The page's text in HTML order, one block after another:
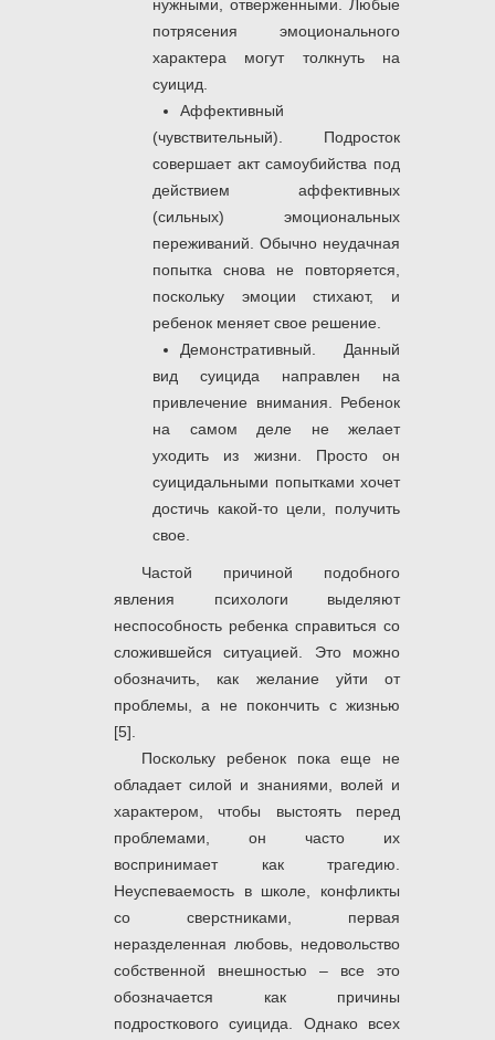
нужными, отверженными. Любые
потрясения эмоционального
характера могут толкнуть на
суицид.
Аффективный
(чувствительный). Подросток
совершает акт самоубийства под
действием аффективных
(сильных) эмоциональных
переживаний. Обычно неудачная
попытка снова не повторяется,
поскольку эмоции стихают, и
ребенок меняет свое решение.
Демонстративный. Данный
вид суицида направлен на
привлечение внимания. Ребенок
на самом деле не желает
уходить из жизни. Просто он
суицидальными попытками хочет
достичь какой-то цели, получить
свое.
Частой причиной подобного
явления психологи выделяют
неспособность ребенка справиться со
сложившейся ситуацией. Это можно
обозначить, как желание уйти от
проблемы, а не покончить с жизнью
[5].
Поскольку ребенок пока еще не
обладает силой и знаниями, волей и
характером, чтобы выстоять перед
проблемами, он часто их
воспринимает как трагедию.
Неуспеваемость в школе, конфликты
со сверстниками, первая
неразделенная любовь, недовольство
собственной внешностью ‒ все это
обозначается как причины
подросткового суицида. Однако всех